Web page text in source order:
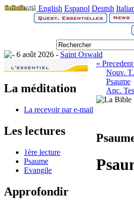
English Espanol Deutsh
6 août 2026 - Saint Oswald
La méditation
La recevoir par e-mail
Les lectures
1ère lecture
Psaume
Evangile
Approfondir
« Precedent
Nouv. T.
Psaume
Anc.